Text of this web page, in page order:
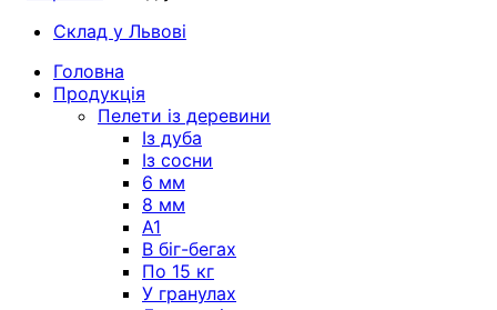
Склад у Львові
Головна
Продукція
Пелети із деревини
Із дуба
Із сосни
6 мм
8 мм
A1
В біг-бегах
По 15 кг
У гранулах